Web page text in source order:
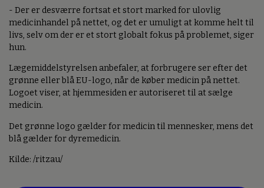
- Der er desværre fortsat et stort marked for ulovlig
medicinhandel på nettet, og det er umuligt at komme helt til
livs, selv om der er et stort globalt fokus på problemet, siger
hun.
Lægemiddelstyrelsen anbefaler, at forbrugere ser efter det
grønne eller blå EU-logo, når de køber medicin på nettet.
Logoet viser, at hjemmesiden er autoriseret til at sælge
medicin.
Det grønne logo gælder for medicin til mennesker, mens det
blå gælder for dyremedicin.
Kilde: /ritzau/